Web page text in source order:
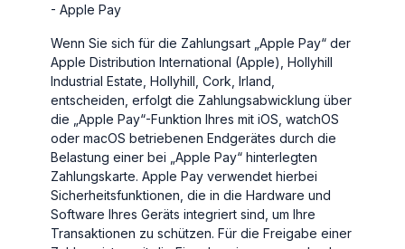
- Apple Pay
Wenn Sie sich für die Zahlungsart „Apple Pay“ der
Apple Distribution International (Apple), Hollyhill
Industrial Estate, Hollyhill, Cork, Irland,
entscheiden, erfolgt die Zahlungsabwicklung über
die „Apple Pay“-Funktion Ihres mit iOS, watchOS
oder macOS betriebenen Endgerätes durch die
Belastung einer bei „Apple Pay“ hinterlegten
Zahlungskarte. Apple Pay verwendet hierbei
Sicherheitsfunktionen, die in die Hardware und
Software Ihres Geräts integriert sind, um Ihre
Transaktionen zu schützen. Für die Freigabe einer